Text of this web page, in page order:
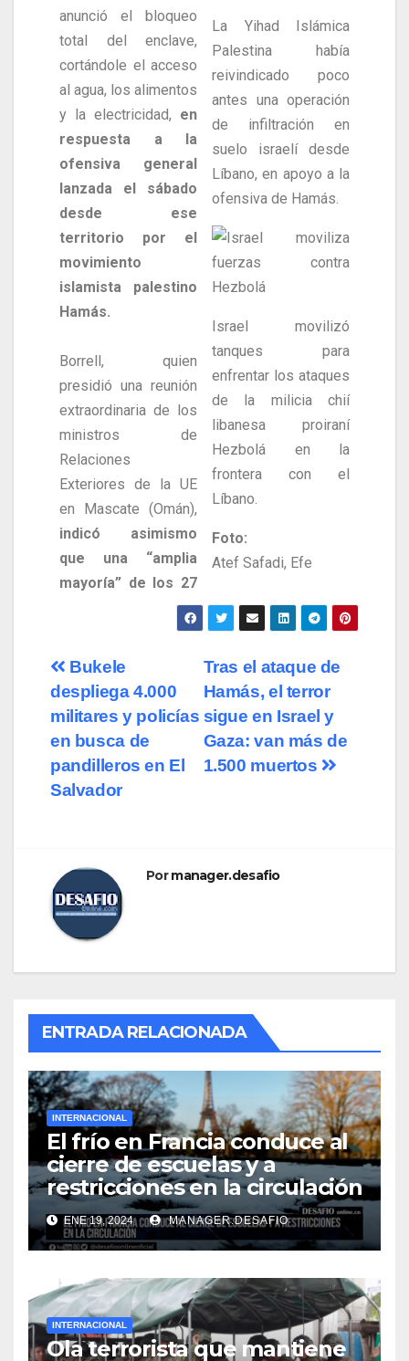
anunció el bloqueo
total del enclave,
cortándole el acceso
al agua, los alimentos
y la electricidad, en
respuesta a la
ofensiva general
lanzada el sábado
desde ese
territorio por el
movimiento
islamista palestino
Hamás.
Borrell, quien
presidió una reunión
extraordinaria de los
ministros de
Relaciones
Exteriores de la UE
en Mascate (Omán),
indicó asimismo
que una “amplia
mayoría” de los 27
La Yihad Islámica
Palestina había
reivindicado poco
antes una operación
de infiltración en
suelo israelí desde
Líbano, en apoyo a la
ofensiva de Hamás.
Israel movilizó
tanques para
enfrentar los ataques
de la milicia chií
libanesa proiraní
Hezbolá en la
frontera con el
Líbano.
Foto:
Atef Safadi, Efe
Tras el ataque de
Hamás, el terror
sigue en Israel y
Gaza: van más de
1.500 muertos
Bukele
despliega 4.000
militares y policías
en busca de
pandilleros en El
Salvador
Pormanager.desafio
ENTRADA RELACIONADA
INTERNACIONAL
El frío en Francia conduce al
cierre de escuelas y a
restricciones en la circulación
ENE 19, 2024 MANAGER.DESAFIO
INTERNACIONAL
Ola terrorista que mantiene